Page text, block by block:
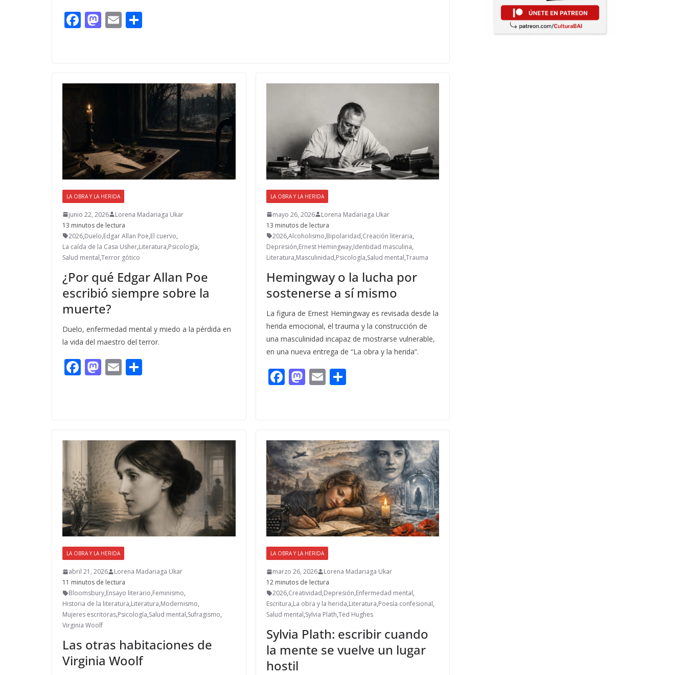
F
o
o
k
M
o
E
ar
ti
r
LA OBRA Y LA HERIDA
junio 22, 2026
Lorena Madariaga Ukar
13 minutos de lectura
2026,Duelo,Edgar Allan Poe,El cuervo,
La caída de la Casa Usher,Literatura,Psicología,
Salud mental,Terror gótico
¿Por qué Edgar Allan Poe
escribió siempre sobre la
muerte?
Duelo, enfermedad mental y miedo a la pérdida en
la vida del maestro del terror.
F
o
k
M
n
E
ti
r
LA OBRA Y LA HERIDA
mayo 26, 2026
Lorena Madariaga Ukar
13 minutos de lectura
2026,Alcoholismo,Bipolaridad,Creación literaria,
Depresión,Ernest Hemingway,Identidad masculina,
Literatura,Masculinidad,Psicología,Salud mental,Trauma
Hemingway o la lucha por
sostenerse a sí mismo
La figura de Ernest Hemingway es revisada desde la
herida emocional, el trauma y la construcción de
una masculinidad incapaz de mostrarse vulnerable,
en una nueva entrega de “La obra y la herida”.
F
o
o
k
M
o
n
E C
ar
ti
r
LA OBRA Y LA HERIDA
abril 21, 2026
Lorena Madariaga Ukar
11 minutos de lectura
Bloomsbury,Ensayo literario,Feminismo,
Historia de la literatura,Literatura,Modernismo,
Mujeres escritoras,Psicología,Salud mental,Sufragismo,
Virginia Woolf
Las otras habitaciones de
Virginia Woolf
LA OBRA Y LA HERIDA
marzo 26, 2026
Lorena Madariaga Ukar
12 minutos de lectura
2026,Creatividad,Depresión,Enfermedad mental,
Escritura,La obra y la herida,Literatura,Poesía confesional,
Salud mental,Sylvia Plath,Ted Hughes
Sylvia Plath: escribir cuando
la mente se vuelve un lugar
hostil